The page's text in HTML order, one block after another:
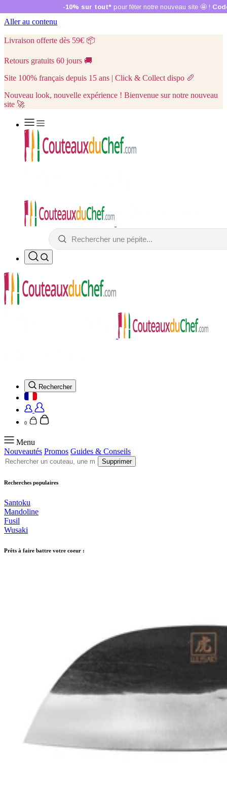
Aller au contenu
Livraison offerte dès 59€ 📦
Retours gratuits 60 jours 🚚
Site 100% français depuis 15 ans | Click & Collect dispo 🥖
Nouveau look, nouvelle expérience ! Bienvenue sur notre nouveau
site 🚀
Rechercher
0
Menu
Nouveautés Promos Guides & Conseils
Supprimer
Recherches populaires
Santoku
Mandoline
Fusil
Wusaki
Prêts à faire battre votre coeur :